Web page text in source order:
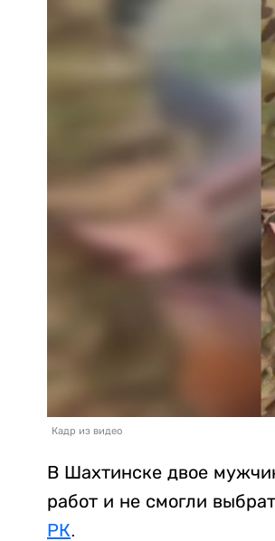
Кадр из видео
В Шахтинске двое
работ и не смогли
РК.